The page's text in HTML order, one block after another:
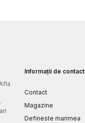
Informații de contact
Contact
Magazine
Defineste marimea